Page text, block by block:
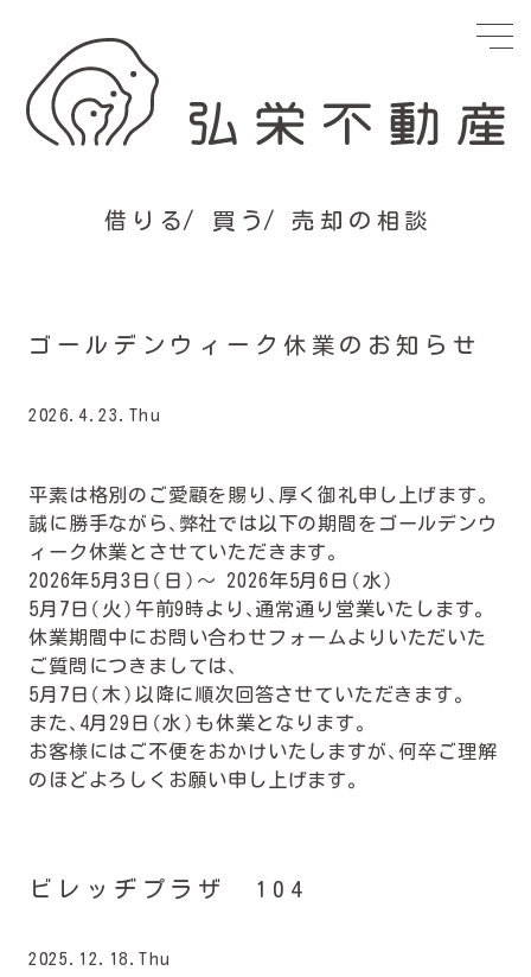
借りる 買う 売却の相談
ゴールデンウィーク休業のお知らせ
2026.4.23.Thu
平素は格別のご愛顧を賜り、厚く御礼申し上げます。
誠に勝手ながら、弊社では以下の期間をゴールデンウ
ィーク休業とさせていただきます。
2026年5月3日（日）〜 2026年5月6日（水）
5月7日（火）午前9時より、通常通り営業いたします。
休業期間中にお問い合わせフォームよりいただいた
ご質問につきましては、
5月7日（木）以降に順次回答させていただきます。
また、4月29日（水）も休業となります。
お客様にはご不便をおかけいたしますが、何卒ご理解
のほどよろしくお願い申し上げます。
ビレッヂプラザ 104
2025.12.18.Thu